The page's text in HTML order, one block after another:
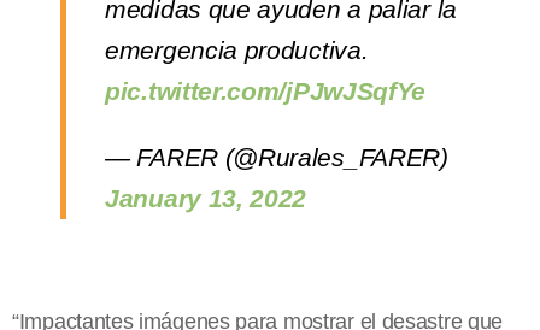
medidas que ayuden a paliar la
emergencia productiva.
pic.twitter.com/jPJwJSqfYe
— FARER (@Rurales_FARER)
January 13, 2022
“Impactantes imágenes para mostrar el desastre que